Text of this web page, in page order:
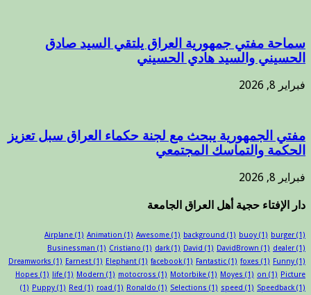
سماحة مفتي جمهورية العراق يلتقي السيد صادق
الحسيني والسيد هادي الحسيني
فبراير 8, 2026
مفتي الجمهورية يبحث مع لجنة حكماء العراق سبل تعزيز
الحكمة والتماسك المجتمعي
فبراير 8, 2026
دار الإفتاء حجية أهل العراق الجامعة
Airplane (1) Animation (1) Awesome (1) background (1) buoy (1) burger (1)
Businessman (1) Cristiano (1) dark (1) David (1) DavidBrown (1) dealer (1)
Dreamworks (1) Earnest (1) Elephant (1) facebook (1) Fantastic (1) foxes (1) Funny (1)
Hopes (1) life (1) Modern (1) motocross (1) Motorbike (1) Moyes (1) on (1) Picture
(1) Puppy (1) Red (1) road (1) Ronaldo (1) Selections (1) speed (1) Speedback (1)